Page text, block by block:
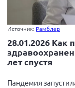
Источник: Рамблер
28.01.2026 Как
лет спустя
Пандемия